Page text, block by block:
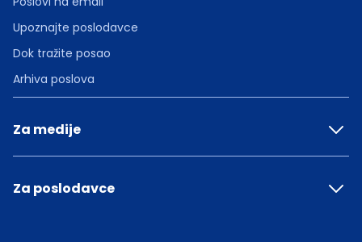
Upoznajte poslodavce
Dok tražite posao
Arhiva poslova
Za medije
Za poslodavce